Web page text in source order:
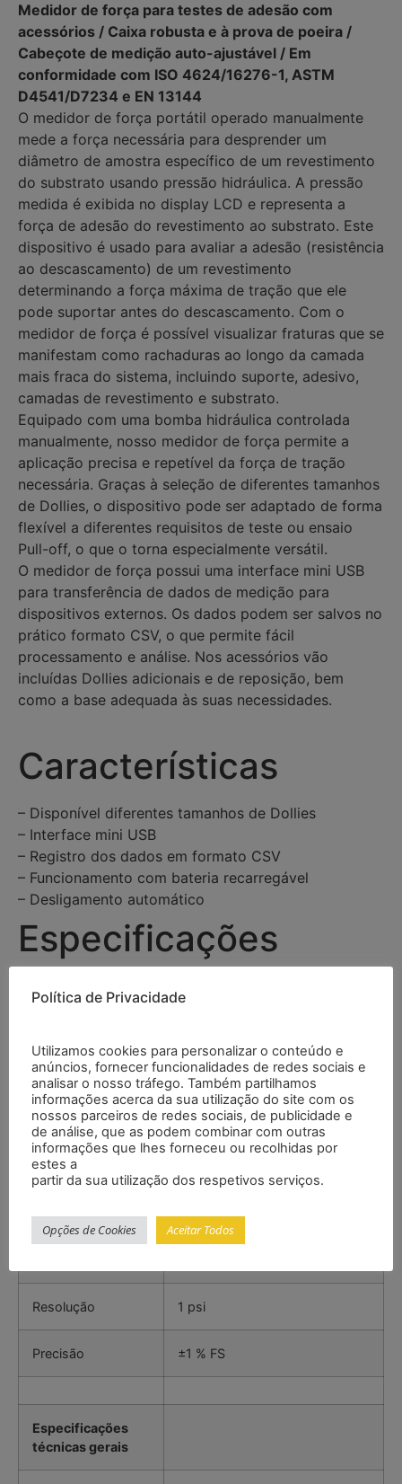
Medidor de força para testes de adesão com
acessórios / Caixa robusta e à prova de poeira /
Cabeçote de medição auto-ajustável / Em
conformidade com ISO 4624/16276-1, ASTM
D4541/D7234 e EN 13144
O medidor de força portátil operado manualmente
mede a força necessária para desprender um
diâmetro de amostra específico de um revestimento
do substrato usando pressão hidráulica. A pressão
medida é exibida no display LCD e representa a
força de adesão do revestimento ao substrato. Este
dispositivo é usado para avaliar a adesão (resistência
ao descascamento) de um revestimento
determinando a força máxima de tração que ele
pode suportar antes do descascamento. Com o
medidor de força é possível visualizar fraturas que se
manifestam como rachaduras ao longo da camada
mais fraca do sistema, incluindo suporte, adesivo,
camadas de revestimento e substrato.
Equipado com uma bomba hidráulica controlada
manualmente, nosso medidor de força permite a
aplicação precisa e repetível da força de tração
necessária. Graças à seleção de diferentes tamanhos
de Dollies, o dispositivo pode ser adaptado de forma
flexível a diferentes requisitos de teste ou ensaio
Pull-off, o que o torna especialmente versátil.
O medidor de força possui uma interface mini USB
para transferência de dados de medição para
dispositivos externos. Os dados podem ser salvos no
prático formato CSV, o que permite fácil
processamento e análise. Nos acessórios vão
incluídas Dollies adicionais e de reposição, bem
como a base adequada às suas necessidades.
Características
– Disponível diferentes tamanhos de Dollies
– Interface mini USB
– Registro dos dados em formato CSV
– Funcionamento com bateria recarregável
– Desligamento automático
Especificações
Pressão em MPa
Faixa 0,4 … 80 MPa
Resolução 0,01 MPa
Precisão ±1 % FS
Pressão em PSI
Resolução 1 psi
Precisão ±1 % FS
Especificações
técnicas gerais
Política de Privacidade
Utilizamos cookies para personalizar o conteúdo e
anúncios, fornecer funcionalidades de redes sociais e
analisar o nosso tráfego. Também partilhamos
informações acerca da sua utilização do site com os
nossos parceiros de redes sociais, de publicidade e
de análise, que as podem combinar com outras
informações que lhes forneceu ou recolhidas por
estes a
partir da sua utilização dos respetivos serviços.
Opções de Cookies Aceitar Todos